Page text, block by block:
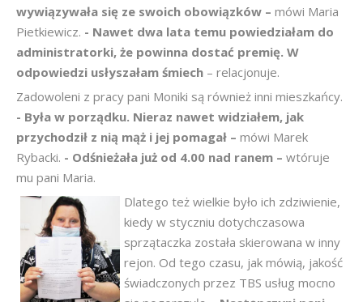
wywiązywała się ze swoich obowiązków – mówi Maria
Pietkiewicz. - Nawet dwa lata temu powiedziałam do
administratorki, że powinna dostać premię. W
odpowiedzi usłyszałam śmiech – relacjonuje.
Zadowoleni z pracy pani Moniki są również inni mieszkańcy.
- Była w porządku. Nieraz nawet widziałem, jak
przychodził z nią mąż i jej pomagał – mówi Marek
Rybacki. - Odśnieżała już od 4.00 nad ranem – wtóruje
mu pani Maria.
Dlatego też wielkie było ich zdziwienie,
kiedy w styczniu dotychczasowa
sprzątaczka została skierowana w inny
rejon. Od tego czasu, jak mówią, jakość
świadczonych przez TBS usług mocno